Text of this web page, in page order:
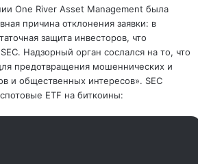
One River Asset Management была
причина отклонения заявки: в
защита инвесторов, что
Надзорный орган сослался на то, что
предотвращения мошеннических и
и общественных интересов». SEC
ETF на биткоины: